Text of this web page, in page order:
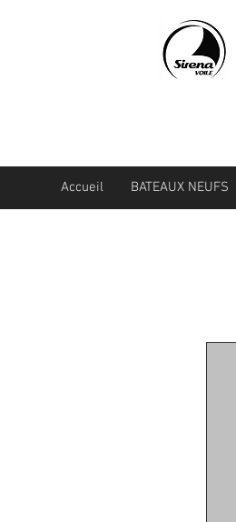
Accueil BATEAUX NEUFS